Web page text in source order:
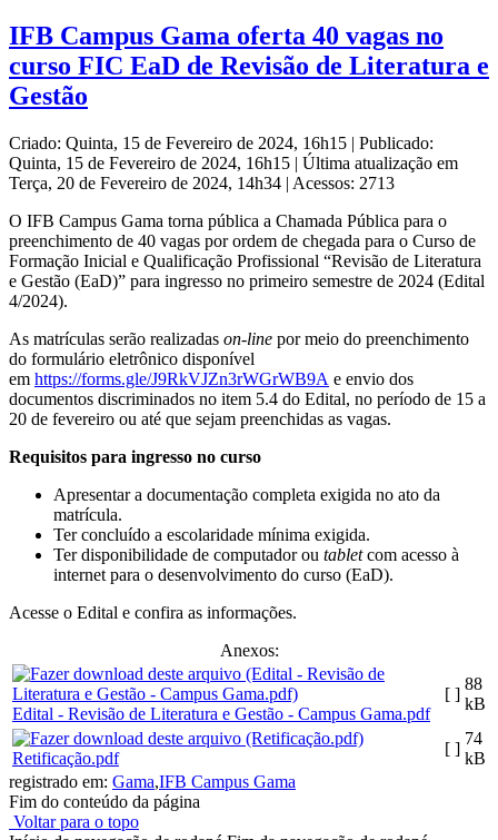
IFB Campus Gama oferta 40 vagas no
curso FIC EaD de Revisão de Literatura e
Gestão
Criado: Quinta, 15 de Fevereiro de 2024, 16h15 | Publicado:
Quinta, 15 de Fevereiro de 2024, 16h15 | Última atualização em
Terça, 20 de Fevereiro de 2024, 14h34 | Acessos: 2713
O IFB Campus Gama torna pública a Chamada Pública para o
preenchimento de 40 vagas por ordem de chegada para o Curso de
Formação Inicial e Qualificação Profissional “Revisão de Literatura
e Gestão (EaD)” para ingresso no primeiro semestre de 2024 (Edital
4/2024).
As matrículas serão realizadas on-line por meio do preenchimento
do formulário eletrônico disponível
em https://forms.gle/J9RkVJZn3rWGrWB9A e envio dos
documentos discriminados no item 5.4 do Edital, no período de 15 a
20 de fevereiro ou até que sejam preenchidas as vagas.
Requisitos para ingresso no curso
Apresentar a documentação completa exigida no ato da
matrícula.
Ter concluído a escolaridade mínima exigida.
Ter disponibilidade de computador ou tabletcom acesso à
internet para o desenvolvimento do curso (EaD).
Acesse o Edital e confira as informações.
Anexos:
Edital - Revisão de Literatura e Gestão - Campus Gama.pdf
[ ]
88
kB
Retificação.pdf
[ ]
74
kB
registrado em: Gama,IFB Campus Gama
Fim do conteúdo da página
Voltar para o topo